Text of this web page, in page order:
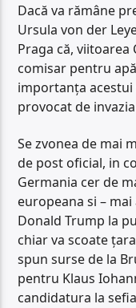
Dacă va rămâne
Ursula von der
Praga că, viitoarea
comisar pentru
importanţa
provocat de
Se zvonea de mai
de post oficial, in
Germania cer de
europeana si – mai
Donald Trump la
chiar va scoate
spun surse de la
pentru Klaus
candidatura la